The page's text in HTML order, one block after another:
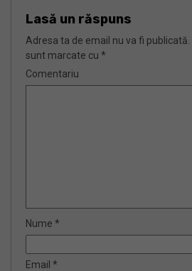
Lasă un răspuns
Adresa ta de email nu va fi publicată.
sunt marcate cu *
Comentariu
Nume *
Email *